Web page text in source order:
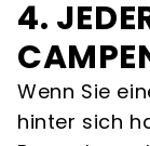
4.
Wenn Sie
hinter sich